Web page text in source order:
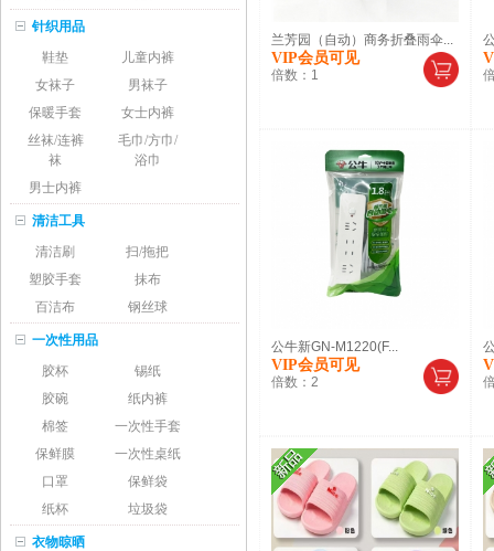
针织用品
鞋垫
儿童内裤
女袜子
男袜子
保暖手套
女士内裤
丝袜/连裤
袜
毛巾/方巾/
浴巾
男士内裤
清洁工具
清洁刷
扫/拖把
塑胶手套
抹布
百洁布
钢丝球
一次性用品
胶杯
锡纸
胶碗
纸内裤
棉签
一次性手套
保鲜膜
一次性桌纸
口罩
保鲜袋
纸杯
垃圾袋
衣物晾晒
兰芳园（自动）商务折叠雨伞...
VIP会员可见
倍数： 1
公牛新GN-M1220(F...
VIP会员可见
倍数： 2